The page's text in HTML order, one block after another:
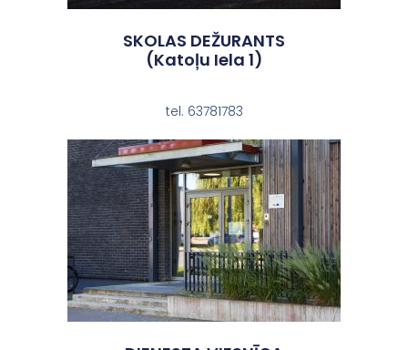
SKOLAS DEŽURANTS
(Katoļu Iela 1)
tel. 63781783